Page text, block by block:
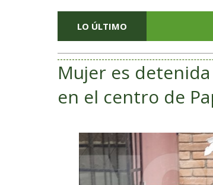
LO ÚLTIMO
Mujer es
en el centro de